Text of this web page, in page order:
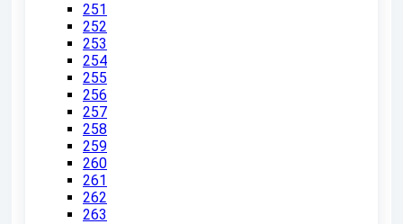
251
252
253
254
255
256
257
258
259
260
261
262
263